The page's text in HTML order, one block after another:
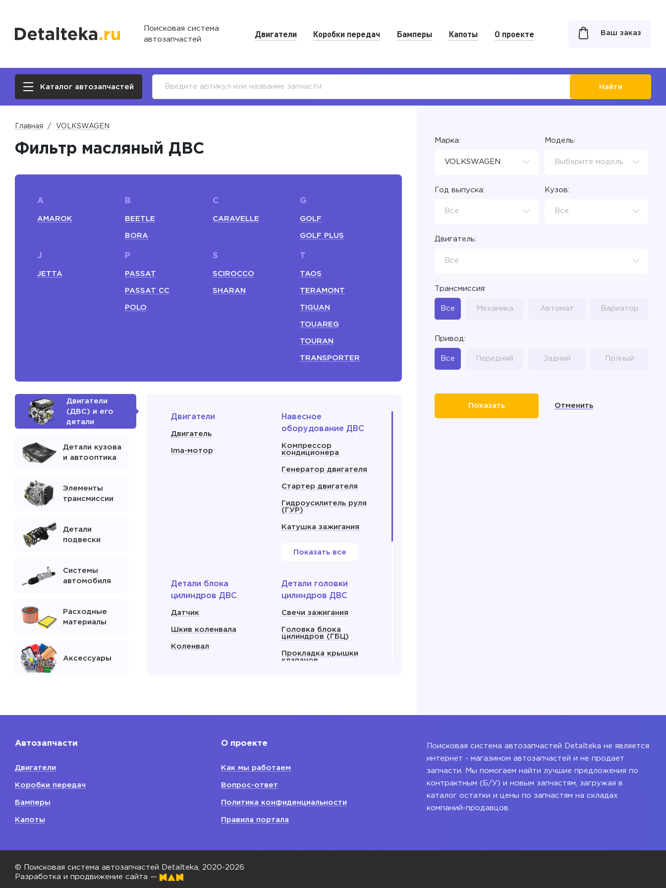
Поисковая система
автозапчастей
Двигатели Коробки передач Бамперы Капоты О проекте Ваш заказ
Каталог автозапчастей Найти
Главная VOLKSWAGEN
Фильтр масляный ДВС
A
AMAROK
B
BEETLE
BORA
C
CARAVELLE
G
GOLF
GOLF PLUS
J
JETTA
P
PASSAT
PASSAT СС
POLO
S
SCIROCCO
SHARAN
TAOS
TERAMONT
TIGUAN
TOUAREG
TOURAN
TRANSPORTER
Двигатели
(ДВС) и его
детали
Детали кузова
и автооптика
Элементы
трансмиссии
Детали
подвески
Системы
автомобиля
Расходные
материалы
Аксессуары
Двигатели
Двигатель
Ima-мотор
Навесное
оборудование ДВС
Компрессор
кондиционера
Генератор двигателя
Стартер двигателя
Гидроусилитель руля
(ГУР)
Катушка зажигания
Показать все
Детали блока
цилиндров ДВС
Датчик
Шкив коленвала
Коленвал
Детали головки
цилиндров ДВС
Свечи зажигания
Головка блока
цилиндров (ГБЦ)
Прокладка крышки
клапанов
поликлиновый
Блок двигателя
Марка:
VOLKSWAGEN
Модель:
Выберите модель
Год выпуска:
Все
Кузов:
Все
Двигатель:
Все
Трансмиссия:
Все Механика Автомат Вариатор
Привод:
Все Передний Задний Полный
Отменить
Автозапчасти
Двигатели
Коробки передач
Бамперы
Капоты
О проекте
Как мы работаем
Вопрос-ответ
Политика конфиденциальности
Правила портала
Поисковая система автозапчастей Detalteka не является
интернет - магазином автозапчастей и не продает
запчасти. Мы помогаем найти лучшие предложения по
контрактным (Б/У) и новым запчастям, загружая в
каталог остатки и цены по запчастям на складах
компаний-продавцов.
© Поисковая система автозапчастей Detalteka, 2020-2026
Разработка и продвижение сайта —